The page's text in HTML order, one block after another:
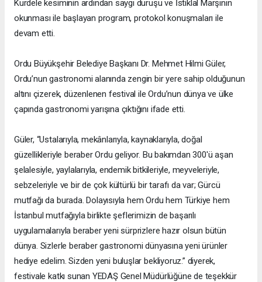
Kurdele kesiminin ardından saygı duruşu ve İstiklal Marşının
okunması ile başlayan program, protokol konuşmaları ile
devam etti.
Ordu Büyükşehir Belediye Başkanı Dr. Mehmet Hilmi Güler,
Ordu’nun gastronomi alanında zengin bir yere sahip olduğunun
altını çizerek, düzenlenen festival ile Ordu’nun dünya ve ülke
çapında gastronomi yarışına çıktığını ifade etti.
Güler, “Ustalarıyla, mekânlarıyla, kaynaklarıyla, doğal
güzellikleriyle beraber Ordu geliyor. Bu bakımdan 300'ü aşan
şelalesiyle, yaylalarıyla, endemik bitkileriyle, meyveleriyle,
sebzeleriyle ve bir de çok kültürlü bir tarafı da var; Gürcü
mutfağı da burada. Dolayısıyla hem Ordu hem Türkiye hem
İstanbul mutfağıyla birlikte şeflerimizin de başarılı
uygulamalarıyla beraber yeni sürprizlere hazır olsun bütün
dünya. Sizlerle beraber gastronomi dünyasına yeni ürünler
hediye edelim. Sizden yeni buluşlar bekliyoruz.” diyerek,
festivale katkı sunan YEDAŞ Genel Müdürlüğüne de teşekkür